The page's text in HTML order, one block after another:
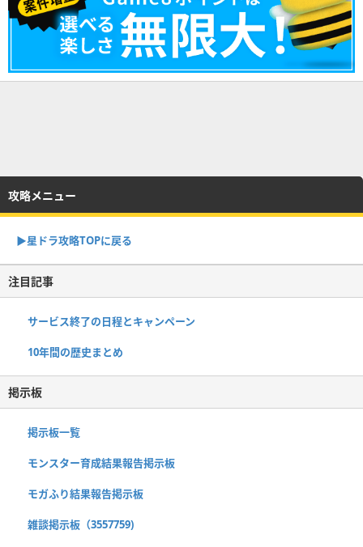
攻略メニュー
▶︎星ドラ攻略TOPに戻る
注目記事
サービス終了の日程とキャンペーン
10年間の歴史まとめ
掲示板
掲示板一覧
モンスター育成結果報告掲示板
モガふり結果報告掲示板
雑談掲示板（3557759)